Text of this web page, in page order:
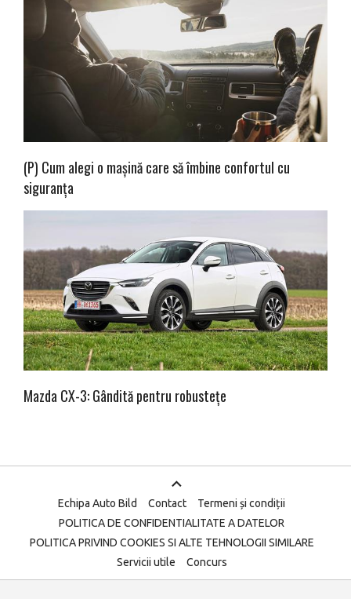
(P) Cum alegi o mașină care să îmbine confortul cu
siguranța
Mazda CX-3: Gândită pentru robustețe
Echipa Auto Bild Contact
Termeni și condiții
POLITICA DE CONFIDENTIALITATE A DATELOR
POLITICA PRIVIND COOKIES SI ALTE TEHNOLOGII SIMILARE
Servicii utile
Concurs